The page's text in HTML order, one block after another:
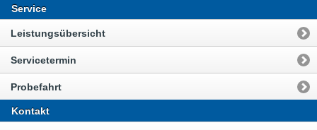
Service
Leistungsübersicht
Servicetermin
Probefahrt
Kontakt